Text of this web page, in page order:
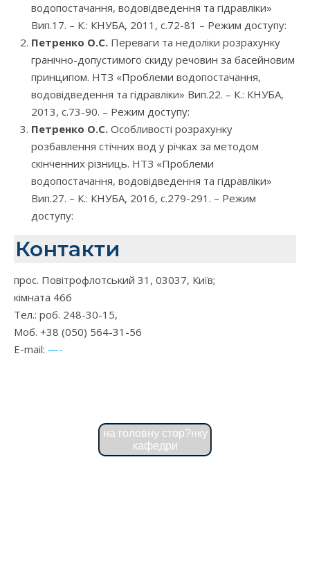
водопостачання, водовідведення та гідравліки»
Вип.17. – К.: КНУБА, 2011, с.72-81 – Режим доступу:
Петренко О.С. Переваги та недоліки розрахунку
гранічно-допустимого скиду речовин за басейновим
принципом. НТЗ «Проблеми водопостачання,
водовідведення та гідравліки» Вип.22. – К.: КНУБА,
2013, с.73-90. – Режим доступу:
Петренко О.С. Особливості розрахунку
розбавлення стічних вод у річках за методом
скінченних різниць. НТЗ «Проблеми
водопостачання, водовідведення та гідравліки»
Вип.27. – К.: КНУБА, 2016, с.279-291. – Режим
доступу:
Контакти
прос. Повітрофлотський 31, 03037, Київ;
кімната 466
Тел.: роб. 248-30-15,
Моб. +38 (050) 564-31-56
E-mail: —-
на головну стор?нку
кафедри